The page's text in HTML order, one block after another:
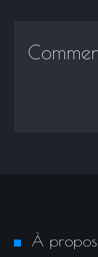
À propos